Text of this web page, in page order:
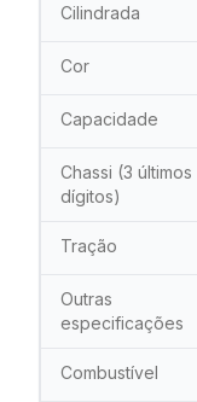
Cilindrada
Cor
Capacidade
Chassi (3 últimos
dígitos)
Tração
Outras
especificações
Combustível